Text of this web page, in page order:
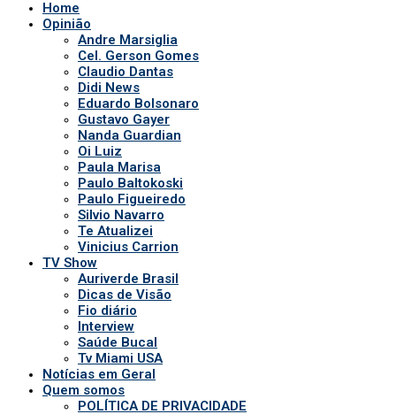
Home
Opinião
Andre Marsiglia
Cel. Gerson Gomes
Claudio Dantas
Didi News
Eduardo Bolsonaro
Gustavo Gayer
Nanda Guardian
Oi Luiz
Paula Marisa
Paulo Baltokoski
Paulo Figueiredo
Silvio Navarro
Te Atualizei
Vinicius Carrion
TV Show
Auriverde Brasil
Dicas de Visão
Fio diário
Interview
Saúde Bucal
Tv Miami USA
Notícias em Geral
Quem somos
POLÍTICA DE PRIVACIDADE